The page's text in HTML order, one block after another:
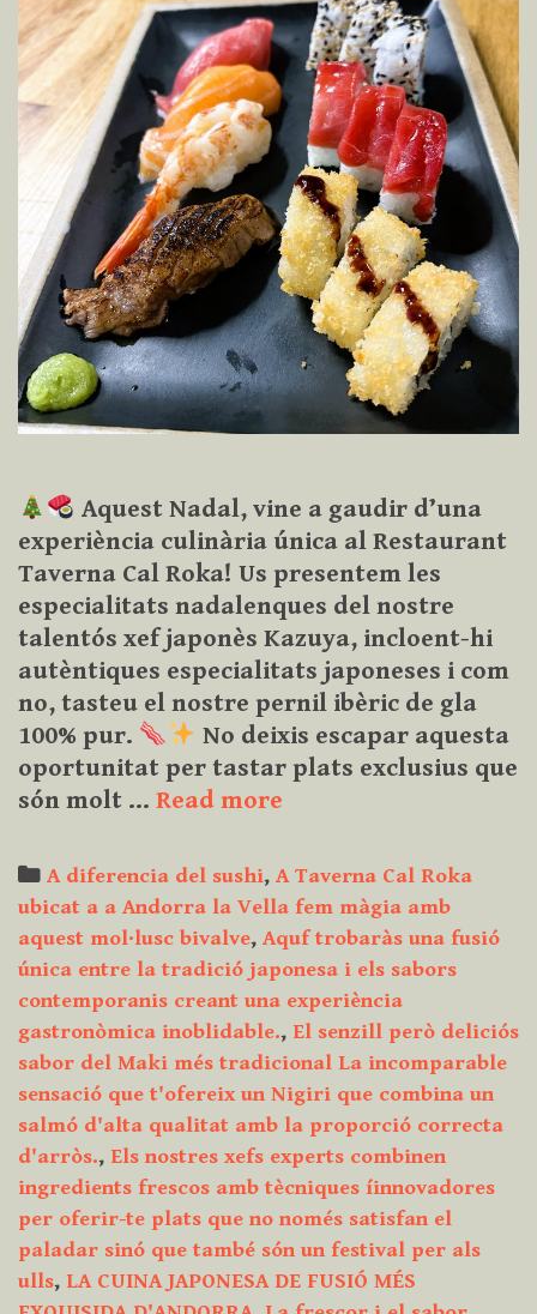
Aquest Nadal, vine a gaudir d’una
experiència culinària única al Restaurant
Taverna Cal Roka! Us presentem les
especialitats nadalenques del nostre
talentós xef japonès Kazuya, incloent-hi
autèntiques especialitats japoneses i com
no, tasteu el nostre pernil ibèric de gla
100% pur.
No deixis escapar aquesta
oportunitat per tastar plats exclusius que
són molt … Read more
vine
a
gaudir
d’una
experiència
culinària
única
al
Restaurant
Taverna
Cal
Roka!
Categories
A diferencia del sushi, A Taverna Cal Roka
ubicat a a Andorra la Vella fem màgia amb
aquest mol·lusc bivalve, Aquf trobaràs una fusió
única entre la tradició japonesa i els sabors
contemporanis creant una experiència
gastronòmica inoblidable., El senzill però deliciós
sabor del Maki més tradicional La incomparable
sensació que t'ofereix un Nigiri que combina un
salmó d'alta qualitat amb la proporció correcta
d'arròs., Els nostres xefs experts combinen
ingredients frescos amb tècniques íinnovadores
per oferir-te plats que no només satisfan el
paladar sinó que també són un festival per als
ulls, LA CUINA JAPONESA DE FUSIÓ MÉS